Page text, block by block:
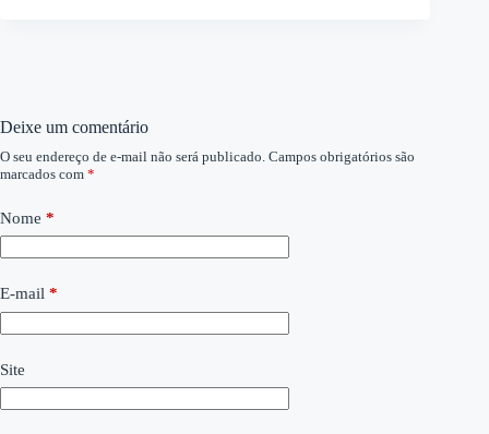
Deixe um comentário
O seu endereço de e-mail não será publicado. Campos obrigatórios são
marcados com *
Nome *
E-mail *
Site